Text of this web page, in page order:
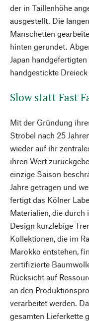
der in Taillenhöhe
ausgestellt. Die
Manschetten
hinten gerundet.
Japan
handgestickte
Slow statt Fast
Mit der Gründung
Strobel nach 25
wieder auf ihr
ihren Wert
einzige Saison
Jahre getragen und
fertigt das Kölner
Materialien, die durch
Design kurzlebige
Kollektionen, die im
Marokko entstehen,
zertifizierte
Rücksicht auf
an den
verarbeitet werden.
gesamten Lieferkette